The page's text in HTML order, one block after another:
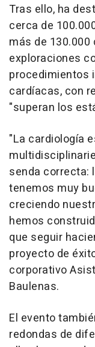
Tras ello, ha
cerca de
más de
exploraciones
procedimientos
cardíacas, con
"superan los
"La cardiología
senda correcta:
tenemos muy
creciendo
hemos
que seguir
proyecto de
corporativo
Baulenas.
El evento
redondas de